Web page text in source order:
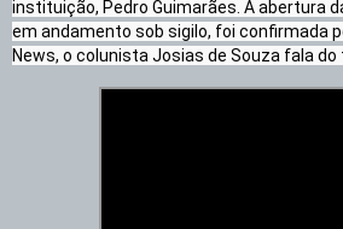
instituição, Pedro Guimarães. A abertura
em andamento sob sigilo, foi confirmada
News, o colunista Josias de Souza fala